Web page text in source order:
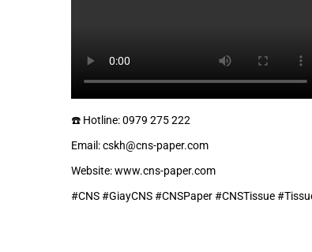
☎️ Hotline: 0979 275 222
Email: cskh@cns-paper.com
Website: www.cns-paper.com
#CNS#GiayCNS#CNSPaper#CNSTissue